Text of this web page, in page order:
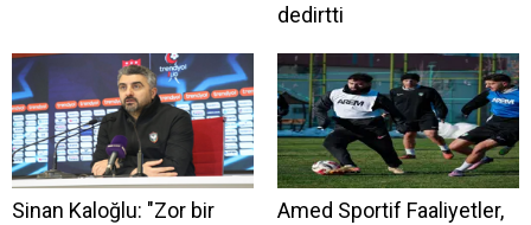
dedirtti
Sinan Kaloğlu: "Zor bir
Amed Sportif Faaliyetler,